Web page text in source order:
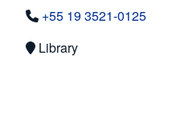
+55 19 3521-0125
Library